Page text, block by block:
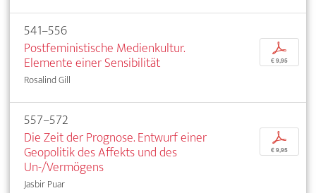
541–556
Postfeministische Medienkultur.
Elemente einer Sensibilität
Rosalind Gill
p
€ 9,95
557–572
Die Zeit der Prognose. Entwurf einer
Geopolitik des Affekts und des
Un-/Vermögens
Jasbir Puar
p
€ 9,95